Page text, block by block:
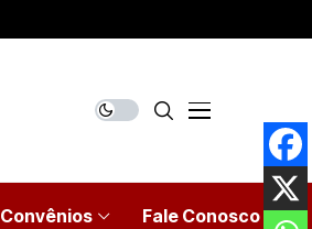
Convênios Fale Conosco